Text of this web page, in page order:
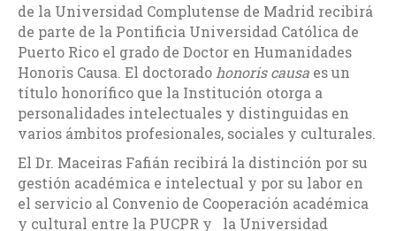
de la Universidad Complutense de Madrid recibirá
de parte de la Pontificia Universidad Católica de
Puerto Rico el grado de Doctor en Humanidades
Honoris Causa. El doctorado honoris causa es un
título honorífico que la Institución otorga a
personalidades intelectuales y distinguidas en
varios ámbitos profesionales, sociales y culturales.
El Dr. Maceiras Fafián recibirá la distinción por su
gestión académica e intelectual y por su labor en
el servicio al Convenio de Cooperación académica
y cultural entre la PUCPR y la Universidad